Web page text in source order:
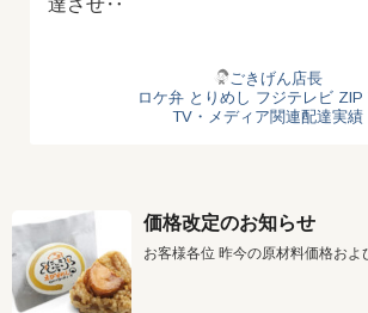
達させ‥
ごきげん店長
ロケ弁 とりめし フジテレビ ZIP
TV・メディア関連配達実績
価格改定のお知らせ
お客様各位 昨今の原材料価格およ